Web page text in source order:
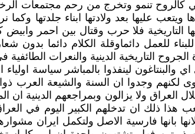
كالروح تنمو وتخرج من رحم مجتمعات
ويتعب عليها بعد ولادتها ابناء جلدتها
التاريخية فلا حرب وقتال بين احمر
للبناء للعمل دائماوقلة الكلام دائما
التاريخية الدينية والنعرات
لينفذوا بالمباشر سياسة
لكنهم وجدوا ان السنة والشيعة
ولا يزالون وبمراجعهم الدينية ان
لعب هذا ذلك ان تدخلهم الكبير اليوم
بانها فارسية الاصل ولتكمل ايران